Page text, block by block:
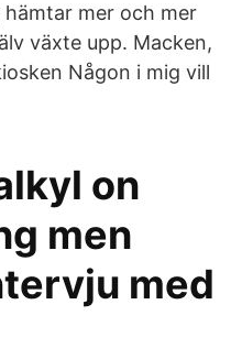
mer och mer
växte upp. Macken,
Någon i mig vill
on
men
med